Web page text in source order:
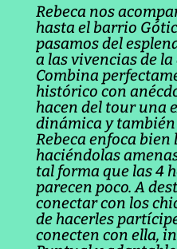
Rebeca nos
hasta el barrio
pasamos del
a las vivencias de
Combina
histórico con
hacen del tour una
dinámica y
Rebeca enfoca
haciéndolas
tal forma que las 4
parecen poco. A
conectar con los
de hacerles
conecten con ella,